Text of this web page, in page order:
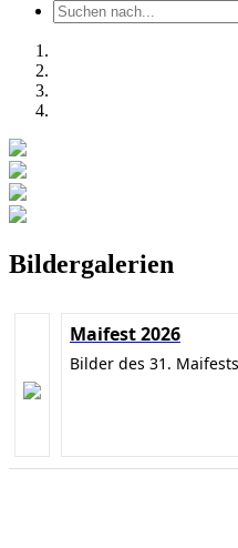
Bildergalerien
Maifest 2026
Bilder des 31.